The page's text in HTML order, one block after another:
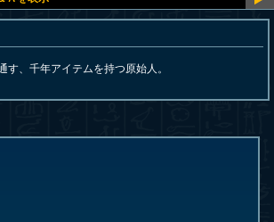
す、千年アイテムを持つ原始人。